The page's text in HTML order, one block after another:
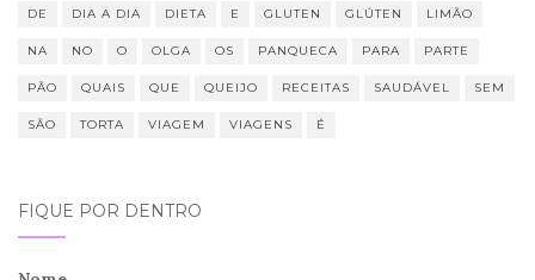
DE DIA A DIA DIETA E GLUTEN GLÚTEN LIMÃO
NA NO O OLGA OS PANQUECA PARA PARTE
PÃO QUAIS QUE QUEIJO RECEITAS SAUDÁVEL SEM
SÃO TORTA VIAGEM VIAGENS É
FIQUE POR DENTRO